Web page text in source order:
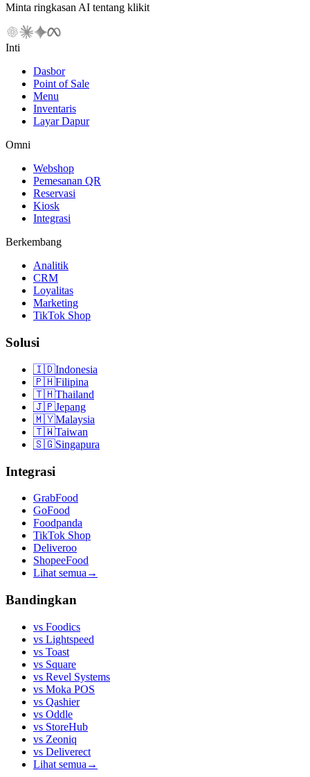
Minta ringkasan AI tentang klikit
Inti
Dasbor
Point of Sale
Menu
Inventaris
Layar Dapur
Omni
Webshop
Pemesanan QR
Reservasi
Kiosk
Integrasi
Berkembang
Analitik
CRM
Loyalitas
Marketing
TikTok Shop
Solusi
🇮🇩Indonesia
🇵🇭Filipina
🇹🇭Thailand
🇯🇵Jepang
🇲🇾Malaysia
🇹🇼Taiwan
🇸🇬Singapura
Integrasi
GrabFood
GoFood
Foodpanda
TikTok Shop
Deliveroo
ShopeeFood
Lihat semua →
Bandingkan
vs Foodics
vs Lightspeed
vs Toast
vs Square
vs Revel Systems
vs Moka POS
vs Qashier
vs Oddle
vs StoreHub
vs Zeoniq
vs Deliverect
Lihat semua →